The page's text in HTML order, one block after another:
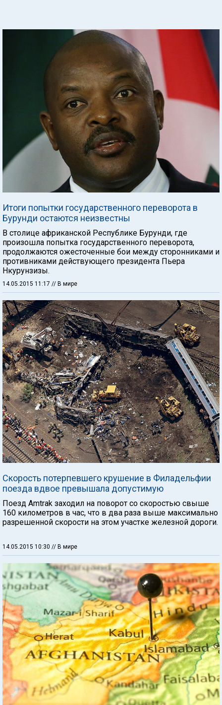
Итоги попытки государственного переворота в
Бурунди остаются неизвестны
В столице африканской Республике Бурунди, где
произошла попытка государственного переворота,
продолжаются ожесточенные бои между сторонниками и
противниками действующего президента Пьера
Нкурунзизы.
14.05.2015 11:17 // В мире
Скорость потерпевшего крушение в Филадельфии
поезда вдвое превышала допустимую
Поезд Amtrak заходил на поворот со скоростью свыше
160 километров в час, что в два раза выше максимально
разрешенной скорости на этом участке железной дороги.
14.05.2015 10:30 // В мире